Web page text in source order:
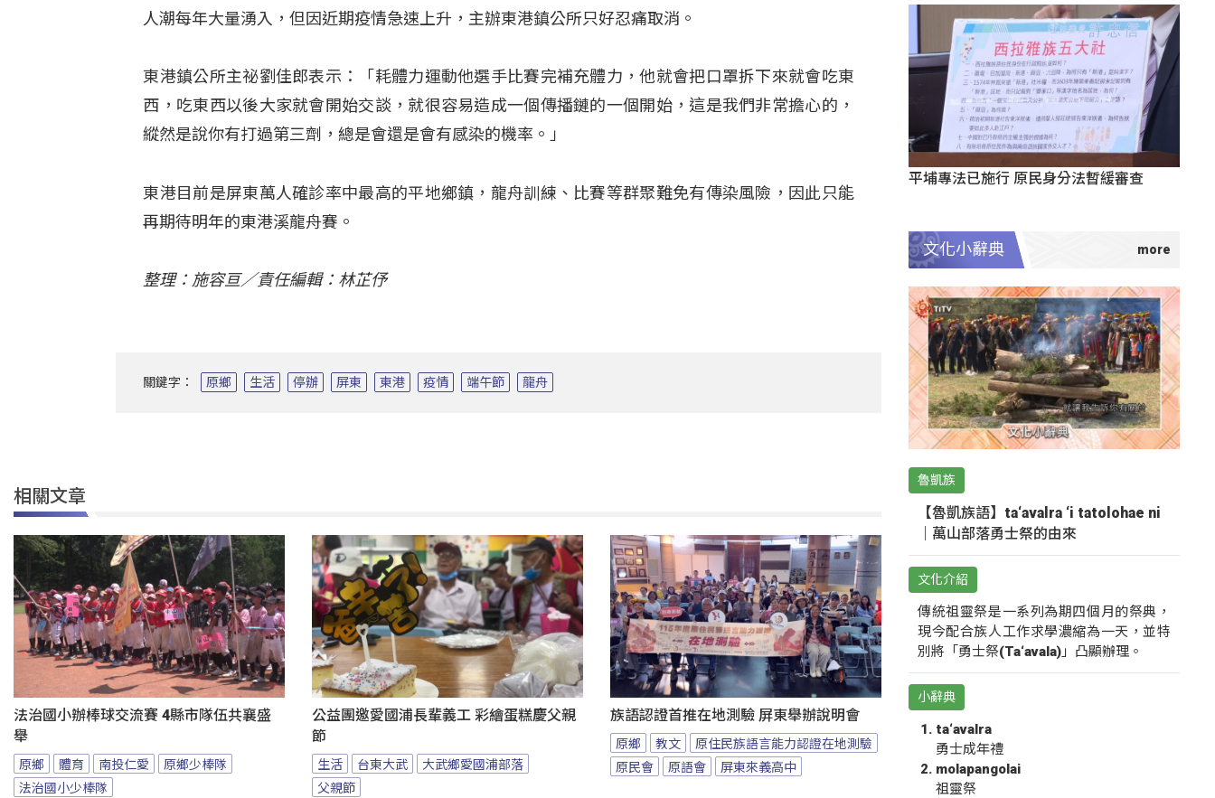
人潮每年大量湧入，但因近期疫情急速上升，主辦東港鎮公所只好忍痛取消。
東港鎮公所主祕劉佳郎表示：「耗體力運動他選手比賽完補充體力，他就會把口罩拆下來就會吃東
西，吃東西以後大家就會開始交談，就很容易造成一個傳播鏈的一個開始，這是我們非常擔心的，
縱然是說你有打過第三劑，總是會還是會有感染的機率。」
東港目前是屏東萬人確診率中最高的平地鄉鎮，龍舟訓練、比賽等群聚難免有傳染風險，因此只能
再期待明年的東港溪龍舟賽。
整理：施容亘／責任編輯：林芷伃
關鍵字： 原鄉 生活 停辦 屏東 東港 疫情 端午節 龍舟
相關文章
法治國小辦棒球交流賽 4縣市隊伍共襄盛
舉
原鄉 體育 南投仁愛
原鄉少棒隊
法治國小少棒隊
公益團邀愛國浦長輩義工 彩繪蛋糕慶父親
節
生活 台東大武
大武鄉愛國浦部落
父親節
族語認證首推在地測驗 屏東舉辦說明會
原鄉 教文
原住民族語言能力認證在地測驗
原民會
原語會 屏東來義高中
平埔專法已施行 原民身分法暫緩審查
文化小辭典
魯凱族
【魯凱族語】ta‘avalra ‘i tatolohae ni
｜萬山部落勇士祭的由來
文化介紹
傳統祖靈祭是一系列為期四個月的祭典，
現今配合族人工作求學濃縮為一天，並特
別將「勇士祭(Ta‘avala)」凸顯辦理。
小辭典
ta‘avalra
勇士成年禮
molapangolai
祖靈祭